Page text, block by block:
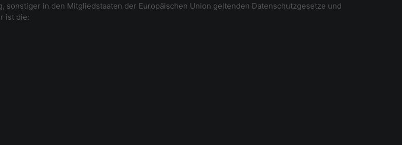
in den Mitgliedstaaten der Europäischen Union geltenden Datenschutzgesetze und
ist die: